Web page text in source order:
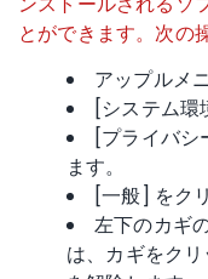
とができます。次の
アップルメ
[システム環
[プライバシ
ます。
[一般] をク
左下のカギ
は、カギをク